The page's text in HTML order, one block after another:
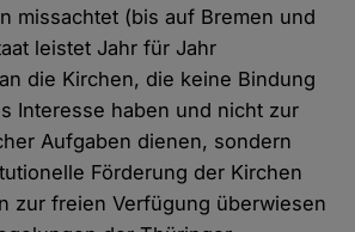
missachtet (bis auf Bremen und
leistet Jahr für Jahr
die Kirchen, die keine Bindung
Interesse haben und nicht zur
Aufgaben dienen, sondern
Förderung der Kirchen
zur freien Verfügung überwiesen